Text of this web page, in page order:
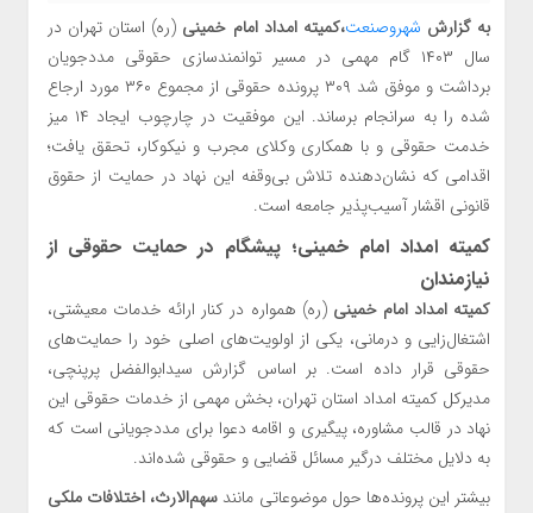
به گزارش شهروصنعت،کمیته امداد امام خمینی (ره) استان تهران در
سال ۱۴۰۳ گام مهمی در مسیر توانمندسازی حقوقی مددجویان
برداشت و موفق شد ۳۰۹ پرونده حقوقی از مجموع ۳۶۰ مورد ارجاع
شده را به سرانجام برساند. این موفقیت در چارچوب ایجاد ۱۴ میز
خدمت حقوقی و با همکاری وکلای مجرب و نیکوکار، تحقق یافت؛
اقدامی که نشان‌دهنده تلاش بی‌وقفه این نهاد در حمایت از حقوق
قانونی اقشار آسیب‌پذیر جامعه است.
کمیته امداد امام خمینی؛ پیشگام در حمایت حقوقی از
نیازمندان
کمیته امداد امام خمینی (ره) همواره در کنار ارائه خدمات معیشتی،
اشتغال‌زایی و درمانی، یکی از اولویت‌های اصلی خود را حمایت‌های
حقوقی قرار داده است. بر اساس گزارش سیدابوالفضل پرپنچی،
مدیرکل کمیته امداد استان تهران، بخش مهمی از خدمات حقوقی این
نهاد در قالب مشاوره، پیگیری و اقامه دعوا برای مددجویانی است که
به دلایل مختلف درگیر مسائل قضایی و حقوقی شده‌اند.
بیشتر این پرونده‌ها حول موضوعاتی مانند سهم‌الارث، اختلافات ملکی